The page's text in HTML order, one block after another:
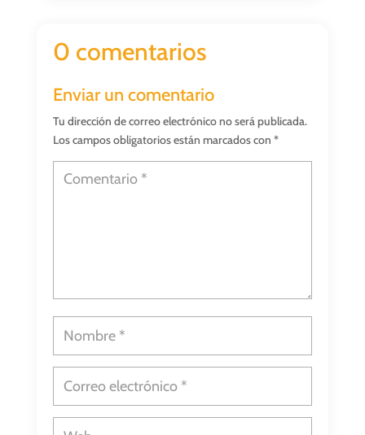
0 comentarios
Enviar un comentario
Tu dirección de correo electrónico no será publicada.
Los campos obligatorios están marcados con *